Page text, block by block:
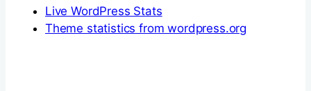
Live WordPress Stats
Theme statistics from wordpress.org